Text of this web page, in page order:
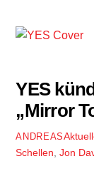
YES
„Mirror
ANDREAS
Schellen,Jon